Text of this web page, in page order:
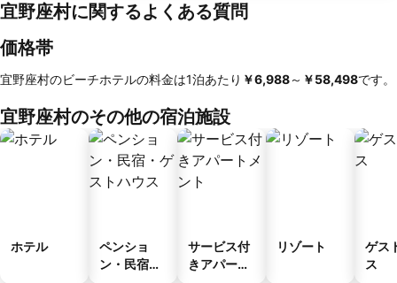
宜野座村に関するよくある質問
価格帯
宜野座村のビーチホテルの料金は1泊あたり ‎￥6,988～ ‎￥58,498です。
宜野座村のその他の宿泊施設
ホテル
ペンショ
ン・民宿・
サービス付
きアパート
リゾート
ゲス
ス